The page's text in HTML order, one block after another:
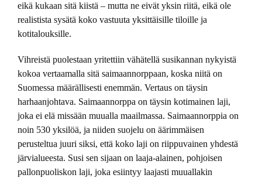
eikä kukaan sitä kiistä – mutta ne eivät yksin riitä, eikä ole
realistista sysätä koko vastuuta yksittäisille tiloille ja
kotitalouksille.
Vihreistä puolestaan yritettiin vähätellä susikannan nykyistä
kokoa vertaamalla sitä saimaannorppaan, koska niitä on
Suomessa määrällisesti enemmän. Vertaus on täysin
harhaanjohtava. Saimaannorppa on täysin kotimainen laji,
joka ei elä missään muualla maailmassa. Saimaannorppia on
noin 530 yksilöä, ja niiden suojelu on äärimmäisen
perusteltua juuri siksi, että koko laji on riippuvainen yhdestä
järvialueesta. Susi sen sijaan on laaja-alainen, pohjoisen
pallonpuoliskon laji, joka esiintyy laajasti muuallakin